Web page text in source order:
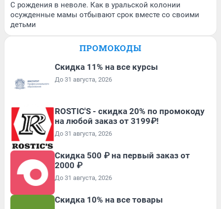
С рождения в неволе. Как в уральской колонии
осужденные мамы отбывают срок вместе со своими
детьми
ПРОМОКОДЫ
Скидка 11% на все курсы
До 31 августа, 2026
ROSTIC'S - скидка 20% по промокоду
на любой заказ от 3199₽!
До 31 августа, 2026
Скидка 500 ₽ на первый заказ от
2000 ₽
До 31 августа, 2026
Скидка 10% на все товары